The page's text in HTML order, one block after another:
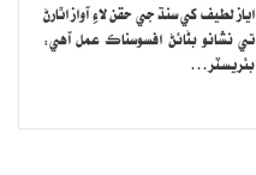
اياز لطيف کي سنڌ جي حقن لاءِ آواز اٿارڻ
تي نشانو بڻائڻ افسوسناڪ عمل آهي:
بئريسٽر…